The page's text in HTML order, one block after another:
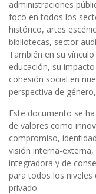
administraciones
foco en todos los
histórico, artes
bibliotecas, sector
También en su
educación, su
cohesión social en
perspectiva de
Este documento se
de valores como
compromiso,
visión interna-
integradora y de
para todos los niveles
privado.